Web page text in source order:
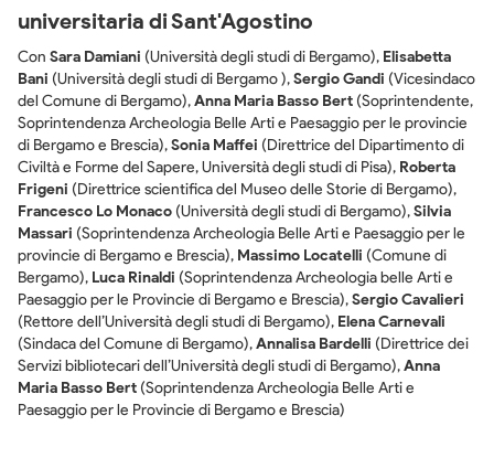
universitaria di Sant'Agostino
Con Sara Damiani (Università degli studi di Bergamo), Elisabetta
Bani (Università degli studi di Bergamo),Sergio Gandi (Vicesindaco
del Comune di Bergamo),Anna Maria Basso Bert (Soprintendente,
Soprintendenza Archeologia Belle Arti e Paesaggio per le provincie
di Bergamo e Brescia),Sonia Maffei (Direttrice del Dipartimento di
Civiltà e Forme del Sapere, Università degli studi di Pisa), Roberta
Frigeni (Direttrice scientifica del Museo delle Storie di Bergamo),
Francesco Lo Monaco (Università degli studi di Bergamo),Silvia
Massari (Soprintendenza Archeologia Belle Arti e Paesaggio per le
provincie di Bergamo e Brescia), Massimo Locatelli (Comune di
Bergamo), Luca Rinaldi (Soprintendenza Archeologia belle Arti e
Paesaggio per le Provincie di Bergamo e Brescia),Sergio Cavalieri
(Rettore dell’Università degli studi di Bergamo), Elena Carnevali
(Sindaca del Comune di Bergamo),Annalisa Bardelli (Direttrice dei
Servizi bibliotecari dell’Università degli studi di Bergamo),Anna
Maria Basso Bert (Soprintendenza Archeologia Belle Arti e
Paesaggio per le Provincie di Bergamo e Brescia)